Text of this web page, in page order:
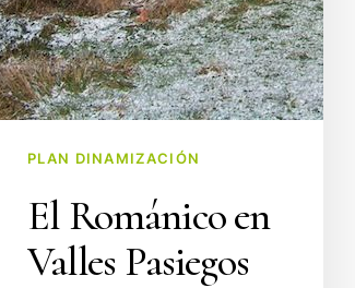
PLAN DINAMIZACIÓN
El Románico en
Valles Pasiegos